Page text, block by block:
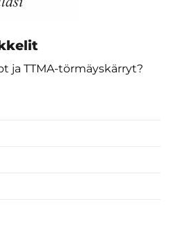
ja TTMA-törmäyskärryt?